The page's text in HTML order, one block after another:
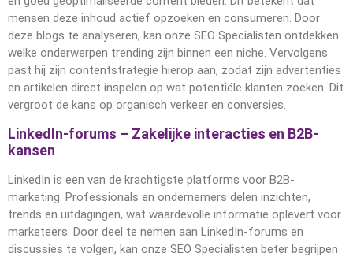
mensen deze inhoud actief opzoeken en consumeren. Door
deze blogs te analyseren, kan onze SEO Specialisten ontdekken
welke onderwerpen trending zijn binnen een niche. Vervolgens
past hij zijn contentstrategie hierop aan, zodat zijn advertenties
en artikelen direct inspelen op wat potentiële klanten zoeken. Dit
vergroot de kans op organisch verkeer en conversies.
LinkedIn-forums – Zakelijke interacties en B2B-
kansen
LinkedIn is een van de krachtigste platforms voor B2B-
marketing. Professionals en ondernemers delen inzichten,
trends en uitdagingen, wat waardevolle informatie oplevert voor
marketeers. Door deel te nemen aan LinkedIn-forums en
discussies te volgen, kan onze SEO Specialisten beter begrijpen